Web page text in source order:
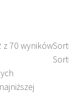
z 70 wyników